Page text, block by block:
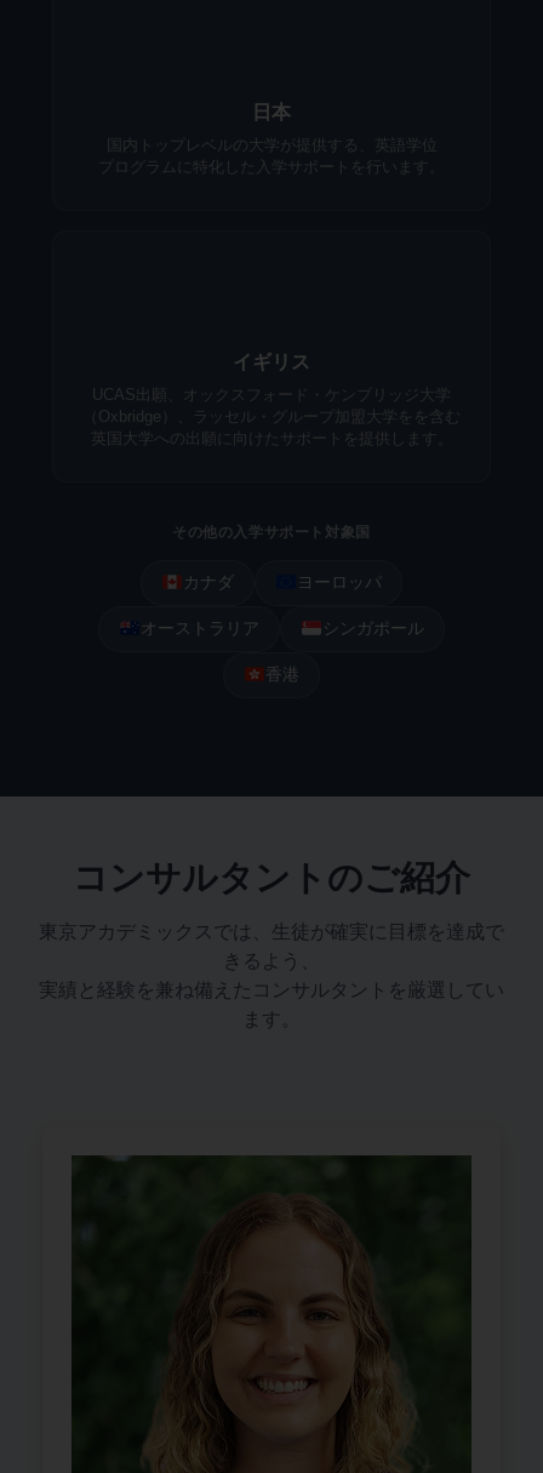
日本
国内トップレベルの大学が提供する、英語学位
プログラムに特化した入学サポートを行います。
イギリス
UCAS出願、オックスフォード・ケンブリッジ大学
（Oxbridge）、ラッセル・グループ加盟大学をを含む
英国大学への出願に向けたサポートを提供します。
その他の入学サポート対象国
カナダ ヨーロッパ
オーストラリア シンガポール
香港
コンサルタントのご紹介
東京アカデミックスでは、生徒が確実に目標を達成で
きるよう、
実績と経験を兼ね備えたコンサルタントを厳選してい
ます。